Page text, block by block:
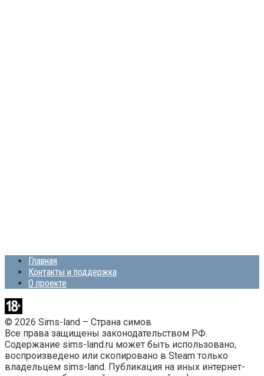
Главная
Контакты и поддержка
О проекте
© 2026 Sims-land – Страна симов
Все права защищены законодательством РФ.
Содержание sims-land.ru может быть использовано,
воспроизведено или скопировано в Steam только
владельцем sims-land. Публикация на иных интернет-